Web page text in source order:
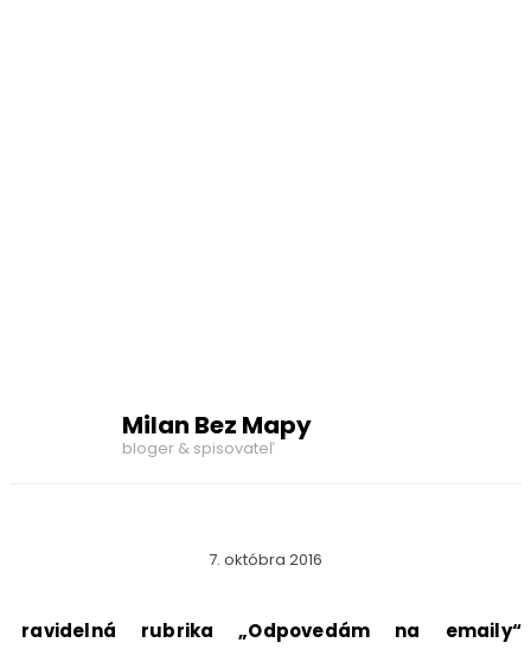
Milan Bez Mapy
bloger & spisovateľ
7. októbra 2016
Pravidelná rubrika „Odpovedám na emaily“